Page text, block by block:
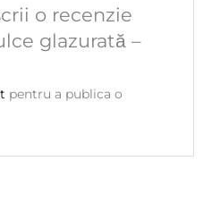
o recenzie
glazurată –
pentru a publica o